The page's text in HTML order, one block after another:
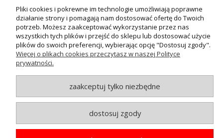
MOJE KONTO
PŁATNOŚCI I DOSTAWA
INFORMACJE
© MAXSOTE 2026.Wszystkie prawa zastrzeżone.
Pliki cookies i pokrewne im technologie umożliwiają poprawne
działanie strony i pomagają nam dostosować ofertę do Twoich
potrzeb. Możesz zaakceptować wykorzystanie przez nas
wszystkich tych plików i przejść do sklepu lub dostosować użycie
plików do swoich preferencji, wybierając opcję "Dostosuj zgody".
Więcej o plikach cookies przeczytasz w naszej Polityce
prywatności.
zaakceptuj tylko niezbędne
dostosuj zgody